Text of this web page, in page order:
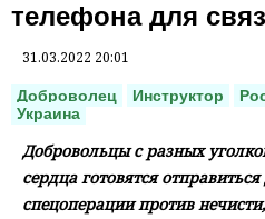
телефона для
31.03.2022 20:01
Доброволец Инструктор
Украина
Добровольцы с разных
сердца готовятся
спецоперации против